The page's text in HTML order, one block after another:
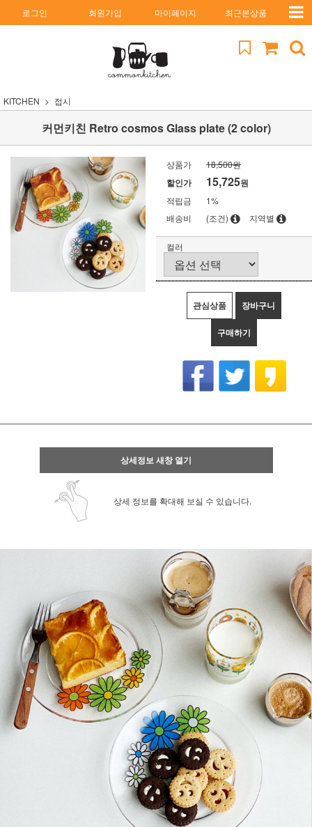
로그인 회원가입 마이페이지 최근본상품
KITCHEN 접시
커먼키친 Retro cosmos Glass plate (2 color)
상품가 18,500원
할인가 15,725원
적립금
1%
배송비
(조건) 지역별
컬러
관심상품 장바구니
구매하기
상세정보 새창 열기
상세 정보를 확대해 보실 수 있습니다.